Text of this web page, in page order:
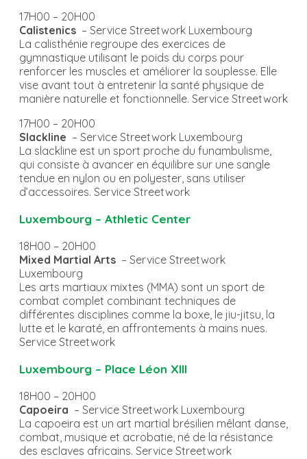
17H00 – 20H00
Calistenics – Service Streetwork Luxembourg
La calisthénie regroupe des exercices de
gymnastique utilisant le poids du corps pour
renforcer les muscles et améliorer la souplesse. Elle
vise avant tout à entretenir la santé physique de
manière naturelle et fonctionnelle. Service Streetwork
17H00 – 20H00
Slackline – Service Streetwork Luxembourg
La slackline est un sport proche du funambulisme,
qui consiste à avancer en équilibre sur une sangle
tendue en nylon ou en polyester, sans utiliser
d’accessoires. Service Streetwork
Luxembourg – Athletic Center
18H00 – 20H00
Mixed Martial Arts – Service Streetwork
Luxembourg
Les arts martiaux mixtes (MMA) sont un sport de
combat complet combinant techniques de
différentes disciplines comme la boxe, le jiu-jitsu, la
lutte et le karaté, en affrontements à mains nues.
Service Streetwork
Luxembourg – Place Léon XIII
18H00 – 20H00
Capoeira – Service Streetwork Luxembourg
La capoeira est un art martial brésilien mêlant danse,
combat, musique et acrobatie, né de la résistance
des esclaves africains. Service Streetwork